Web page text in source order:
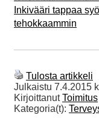
Inkivääri tappaa
tehokkaammin
Tulosta artikkeli
Julkaistu 7.4.2015
KirjoittanutToimitus
Kategoria(t):